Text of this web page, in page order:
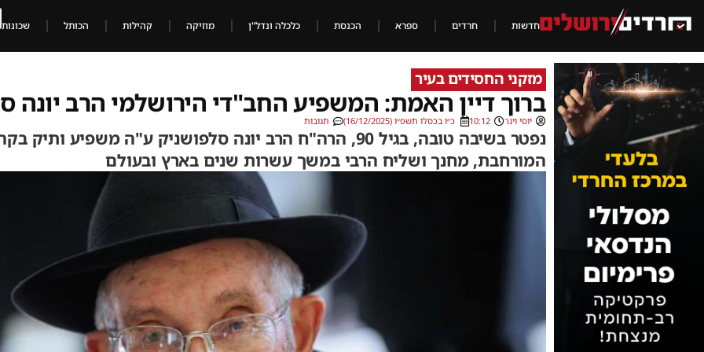
חדשות חרדים ספרא הכנסת כלכלה ונדל"ן מוזיקה קהילות הכותל שכונות
מזקני החסידים בעיר
ברוך דיין האמת: המשפיע החב"די הירושלמי הרב יונה
יוסי וינר 10:12 כ״ו בכסלו תשפ״ו (16/12/2025) תגובות
נפטר בשיבה טובה, בגיל 90, הרה"ח הרב יונה סלפושניק ע"ה משפיע
המורחבת, מחנך ושליח הרבי במשך עשרות שנים בארץ ובעולם